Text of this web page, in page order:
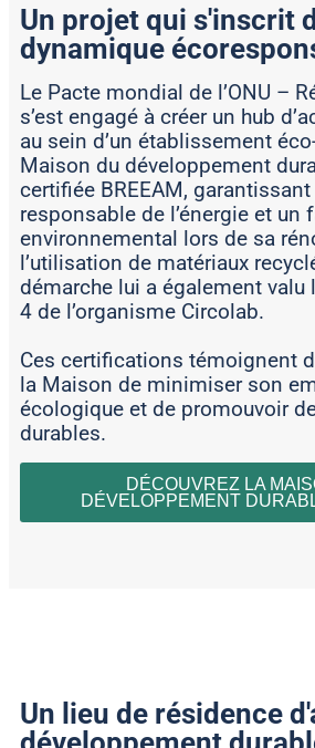
Un projet qui s'inscrit
dynamique
Le Pacte mondial de l’ONU –
s’est engagé à créer un hub
au sein d’un établissement
Maison du développement
certifiée BREEAM,
responsable de l’énergie et un
environnemental lors de sa
l’utilisation de matériaux
démarche lui a également valu
4 de l’organisme Circolab.
Ces certifications témoignent
la Maison de minimiser son
écologique et de promouvoir
durables.
DÉCOUVREZ LA
DÉVELOPPEMENT
Un lieu de résidence